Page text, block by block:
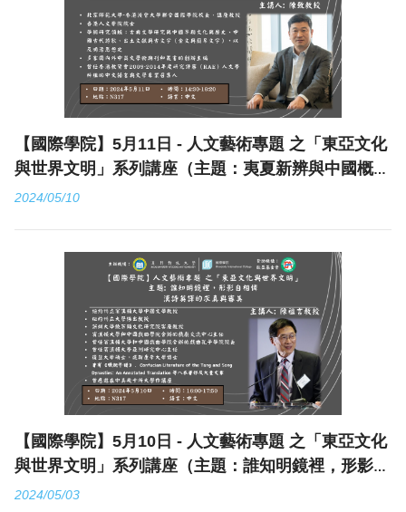
【國際學院】5月11日 - 人文藝術專題 之「東亞文化
與世界文明」系列講座（主題：夷夏新辨與中國概念
的起源）
2024/05/10
【國際學院】5月10日 - 人文藝術專題 之「東亞文化
與世界文明」系列講座（主題：誰知明鏡裡，形影自
相憐 - 漢詩英譯的求真與審美）
2024/05/03